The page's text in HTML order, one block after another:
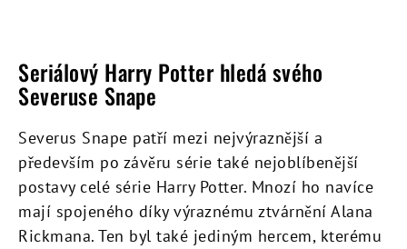
Seriálový Harry Potter hledá svého
Severuse Snape
Severus Snape patří mezi nejvýraznější a
především po závěru série také nejoblíbenější
postavy celé série Harry Potter. Mnozí ho navíce
mají spojeného díky výraznému ztvárnění Alana
Rickmana. Ten byl také jediným hercem, kterému